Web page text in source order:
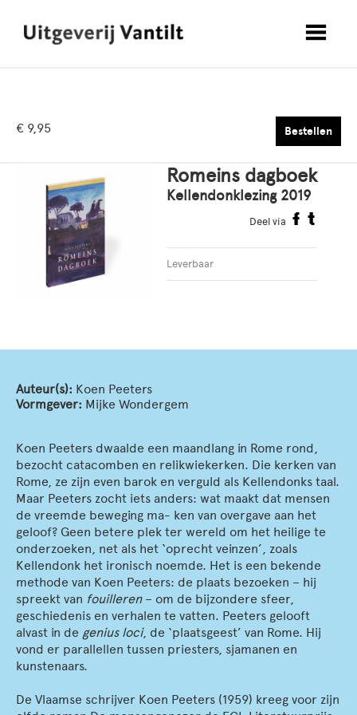
€ 9,95 Bestellen
Romeins dagboek
Kellendonklezing 2019
Deel via
Leverbaar
Auteur(s): Koen Peeters
Vormgever: Mijke Wondergem
Koen Peeters dwaalde een maandlang in Rome rond,
bezocht catacomben en relikwiekerken. Die kerken van
Rome, ze zijn even barok en verguld als Kellendonks taal.
Maar Peeters zocht iets anders: wat maakt dat mensen
de vreemde beweging ma- ken van overgave aan het
geloof? Geen betere plek ter wereld om het heilige te
onderzoeken, net als het ‘oprecht veinzen’, zoals
Kellendonk het ironisch noemde. Het is een bekende
methode van Koen Peeters: de plaats bezoeken – hij
spreekt van fouilleren– om de bijzondere sfeer,
geschiedenis en verhalen te vatten. Peeters gelooft
alvast in de genius loci, de ‘plaatsgeest’ van Rome. Hij
vond er parallellen tussen priesters, sjamanen en
kunstenaars.
De Vlaamse schrijver Koen Peeters (1959) kreeg voor zijn